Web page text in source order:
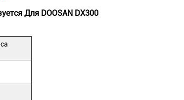
Для DOOSAN DX300